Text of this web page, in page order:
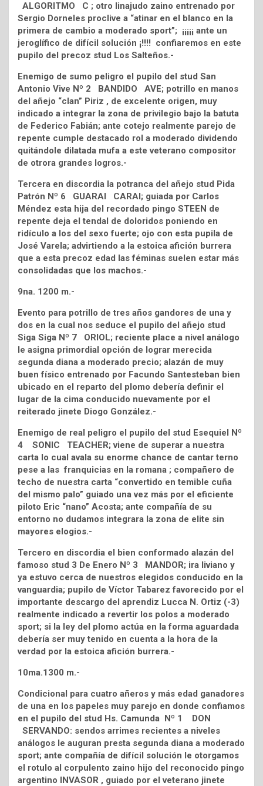
ALGORITMO C ; otro linajudo zaino entrenado por
Sergio Dorneles proclive a “atinar en el blanco en la
primera de cambio a moderado sport”; ¡¡¡¡¡ ante un
jeroglífico de difícil solución ¡!!!! confiaremos en este
pupilo del precoz stud Los Salteños.-
Enemigo de sumo peligro el pupilo del stud San
Antonio Vive Nº 2 BANDIDO AVE; potrillo en manos
del añejo “clan” Piriz , de excelente origen, muy
indicado a integrar la zona de privilegio bajo la batuta
de Federico Fabián; ante cotejo realmente parejo de
repente cumple destacado rol a moderado dividendo
quitándole dilatada mufa a este veterano compositor
de otrora grandes logros.-
Tercera en discordia la potranca del añejo stud Pida
Patrón Nº 6 GUARAI CARAI; guiada por Carlos
Méndez esta hija del recordado pingo STEEN de
repente deja el tendal de doloridos poniendo en
ridículo a los del sexo fuerte; ojo con esta pupila de
José Varela; advirtiendo a la estoica afición burrera
que a esta precoz edad las féminas suelen estar más
consolidadas que los machos.-
9na. 1200 m.-
Evento para potrillo de tres años gandores de una y
dos en la cual nos seduce el pupilo del añejo stud
Siga Siga Nº 7 ORIOL; reciente place a nivel análogo
le asigna primordial opción de lograr merecida
segunda diana a moderado precio; alazán de muy
buen físico entrenado por Facundo Santesteban bien
ubicado en el reparto del plomo debería definir el
lugar de la cima conducido nuevamente por el
reiterado jinete Diogo González.-
Enemigo de real peligro el pupilo del stud Esequiel Nº
4 SONIC TEACHER; viene de superar a nuestra
carta lo cual avala su enorme chance de cantar terno
pese a las franquicias en la romana ; compañero de
techo de nuestra carta “convertido en temible cuña
del mismo palo” guiado una vez más por el eficiente
piloto Eric “nano” Acosta; ante compañía de su
entorno no dudamos integrara la zona de elite sin
mayores elogios.-
Tercero en discordia el bien conformado alazán del
famoso stud 3 De Enero Nº 3 MANDOR; ira liviano y
ya estuvo cerca de nuestros elegidos conducido en la
vanguardia; pupilo de Víctor Tabarez favorecido por el
importante descargo del aprendiz Lucca N. Ortiz (-3)
realmente indicado a revertir los polos a moderado
sport; si la ley del plomo actúa en la forma aguardada
debería ser muy tenido en cuenta a la hora de la
verdad por la estoica afición burrera.-
10ma.1300 m.-
Condicional para cuatro añeros y más edad ganadores
de una en los papeles muy parejo en donde confiamos
en el pupilo del stud Hs. Camunda Nº 1 DON
SERVANDO: sendos arrimes recientes a niveles
análogos le auguran presta segunda diana a moderado
sport; ante compañía de difícil solución le otorgamos
el rotulo al corpulento zaino hijo del reconocido pingo
argentino INVASOR , guiado por el veterano jinete